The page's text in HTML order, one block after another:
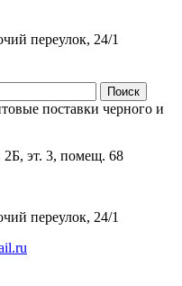
переулок, 24/1
Поиск
поставки черного и
эт. 3, помещ. 68
переулок, 24/1